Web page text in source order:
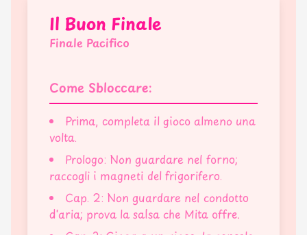
Il Buon Finale
Finale Pacifico
Come Sbloccare:
Prima, completa il gioco almeno una
volta.
Prologo: Non guardare nel forno;
raccogli i magneti del frigorifero.
Cap. 2: Non guardare nel condotto
d'aria; prova la salsa che Mita offre.